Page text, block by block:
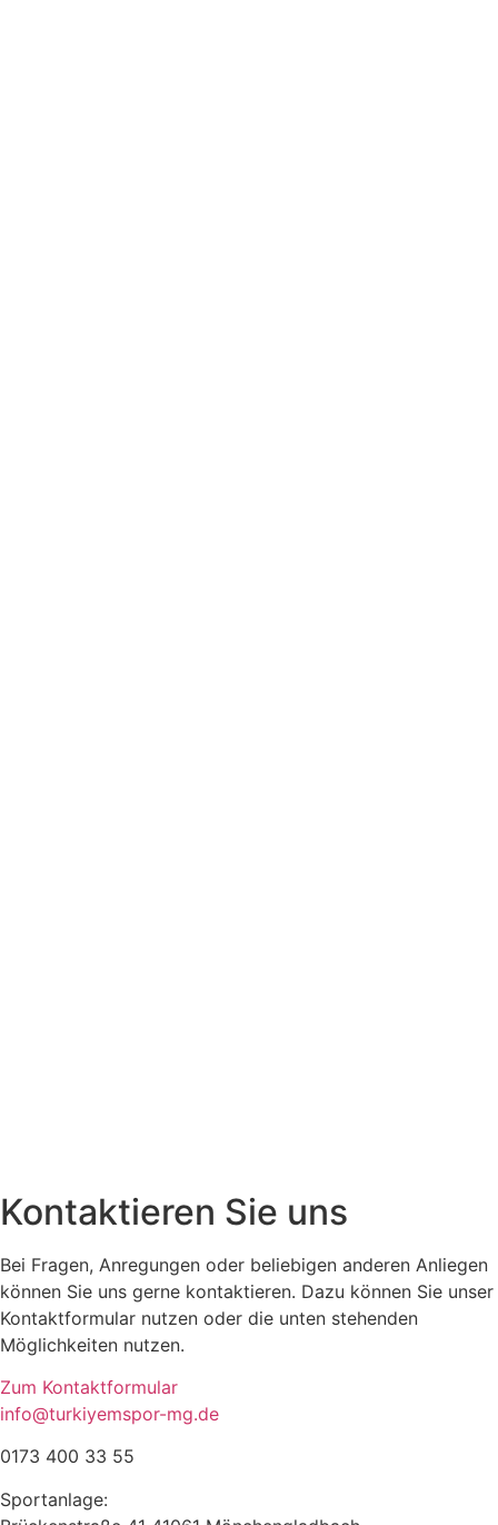
Kontaktieren Sie uns
Bei Fragen, Anregungen oder beliebigen anderen Anliegen
können Sie uns gerne kontaktieren. Dazu können Sie unser
Kontaktformular nutzen oder die unten stehenden
Möglichkeiten nutzen.
Zum Kontaktformular
info@turkiyemspor-mg.de
0173 400 33 55
Sportanlage: